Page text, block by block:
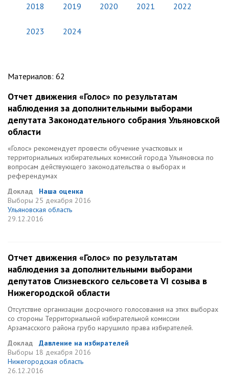
2018 2019 2020 2021 2022
2023 2024
Материалов: 62
Отчет движения «Голос» по результатам
наблюдения за дополнительными выборами
депутата Законодательного cобрания Ульяновской
области
«Голос» рекомендует провести обучение участковых и
территориальных избирательных комиссий города Ульяновска по
вопросам действующего законодательства о выборах и
референдумах
Доклад
Наша оценка
Выборы 25 декабря 2016
Ульяновская область
29.12.2016
Отчет движения «Голос» по результатам
наблюдения за дополнительными выборами
депутатов Слизневского сельсовета VI созыва в
Нижегородской области
Отсутствие организации досрочного голосования на этих выборах
со стороны Территориальной избирательной комиссии
Арзамасского района грубо нарушило права избирателей.
Доклад
Давление на избирателей
Выборы 18 декабря 2016
Нижегородская область
26.12.2016